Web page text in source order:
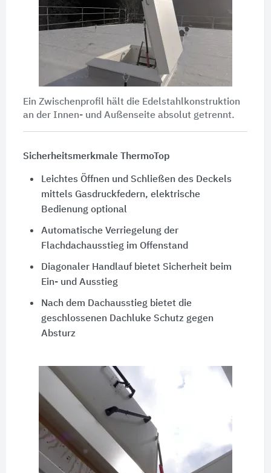
Ein Zwischenprofil hält die Edelstahlkonstruktion
an der Innen- und Außenseite absolut getrennt.
Sicherheitsmerkmale ThermoTop
Leichtes Öffnen und Schließen des Deckels
mittels Gasdruckfedern, elektrische
Bedienung optional
Automatische Verriegelung der
Flachdachausstieg im Offenstand
Diagonaler Handlauf bietet Sicherheit beim
Ein- und Ausstieg
Nach dem Dachausstieg bietet die
geschlossenen Dachluke Schutz gegen
Absturz